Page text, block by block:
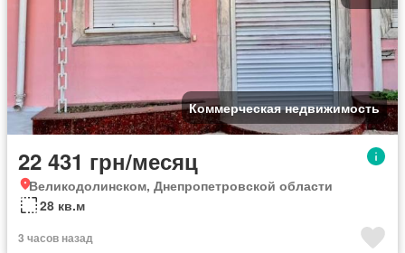
Коммерческая недвижимость
22 431 грн/месяц
Великодолинском, Днепропетровской области
28 кв.м
3 часов назад